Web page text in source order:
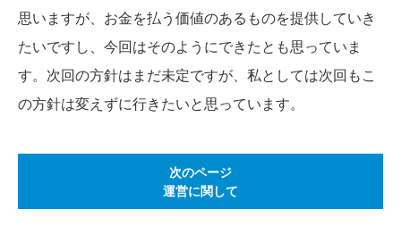
思いますが、お金を払う価値のあるものを提供していき
たいですし、今回はそのようにできたとも思っていま
す。次回の方針はまだ未定ですが、私としては次回もこ
の方針は変えずに行きたいと思っています。
次のページ
運営に関して